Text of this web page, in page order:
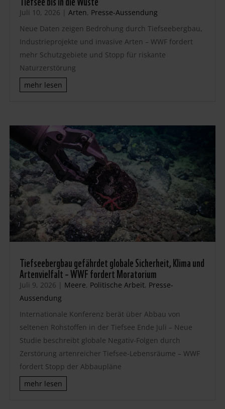
Juli 10, 2026 | Arten, Presse-Aussendung
Neue Daten zeigen Bedrohung durch Tiefseebergbau,
Industrieprojekte und invasive Arten – WWF fordert
mehr Schutzgebiete und Stopp für riskante
Naturzerstörung
mehr lesen
Tiefseebergbau gefährdet globale Sicherheit, Klima und
Artenvielfalt – WWF fordert Moratorium
Juli 9, 2026 | Meere, Politische Arbeit, Presse-
Aussendung
Internationale Konferenz berät über Abbau von
seltenen Rohstoffen in der Tiefsee Ende Juli – Neue
Studie beschreibt globale Negativ-Folgen durch
Zerstörung artenreicher Tiefsee-Lebensräume – WWF
fordert Stopp der Abbaupläne
mehr lesen